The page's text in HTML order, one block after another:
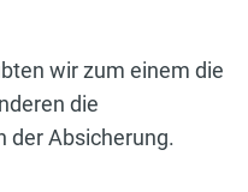
wir zum einem die
die
der Absicherung.